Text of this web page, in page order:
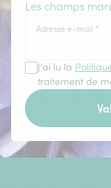
Les champs
Adresse e-mail *
J'ai lu la
traitement de